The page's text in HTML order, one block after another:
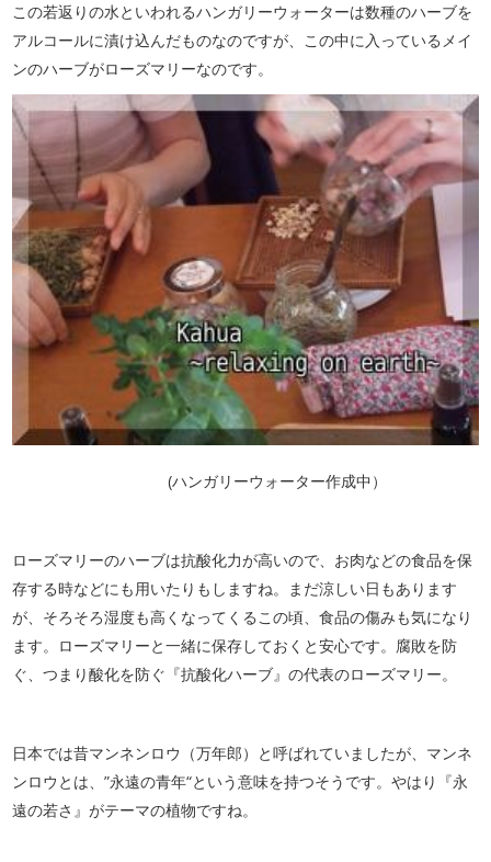
この若返りの水といわれるハンガリーウォーターは数種のハーブを
アルコールに漬け込んだものなのですが、この中に入っているメイ
ンのハーブがローズマリーなのです。
(ハンガリーウォーター作成中）
ローズマリーのハーブは抗酸化力が高いので、お肉などの食品を保
存する時などにも用いたりもしますね。まだ涼しい日もあります
が、そろそろ湿度も高くなってくるこの頃、食品の傷みも気になり
ます。ローズマリーと一緒に保存しておくと安心です。腐敗を防
ぐ、つまり酸化を防ぐ『抗酸化ハーブ』の代表のローズマリー。
日本では昔マンネンロウ（万年郎）と呼ばれていましたが、マンネ
ンロウとは、”永遠の青年“という意味を持つそうです。やはり『永
遠の若さ』がテーマの植物ですね。